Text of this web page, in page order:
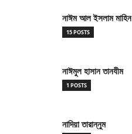
নাঈম আল ইসলাম মাহিন
15 POSTS
নাঈমুল হাসান তানযীম
1 POSTS
নাদিয়া তারান্নুম